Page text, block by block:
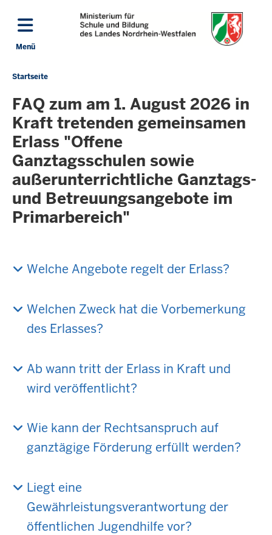
Direkt zum Inhalt
Menü
Sie
sich
hier
Startseite
FAQ zum am 1. August 2026 in
Kraft tretenden gemeinsamen
Erlass "Offene
Ganztagsschulen sowie
außerunterrichtliche Ganztags-
und Betreuungsangebote im
Primarbereich"
Welche Angebote regelt der Erlass?
Welchen Zweck hat die Vorbemerkung
des Erlasses?
Ab wann tritt der Erlass in Kraft und
wird veröffentlicht?
Wie kann der Rechtsanspruch auf
ganztägige Förderung erfüllt werden?
Liegt eine
Gewährleistungsverantwortung der
öffentlichen Jugendhilfe vor?